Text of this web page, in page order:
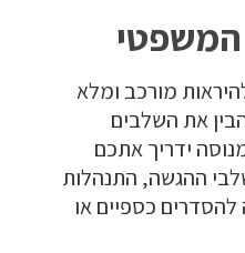
מורכב ומלא
את השלבים
מנוסה ידריך אתכם
ההגשה, התנהלות
כספיים או